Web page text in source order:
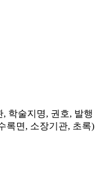
학술지명, 권호, 발행
록면, 소장기관, 초록)